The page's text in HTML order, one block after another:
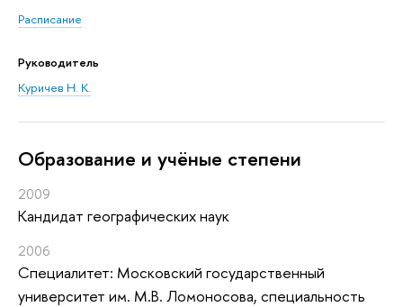
Расписание
Руководитель
Куричев Н. К.
Oбразование и учёные степени
2009
Кандидат географических наук
2006
Специалитет: Московский государственный
университет им. М.В. Ломоносова, специальность